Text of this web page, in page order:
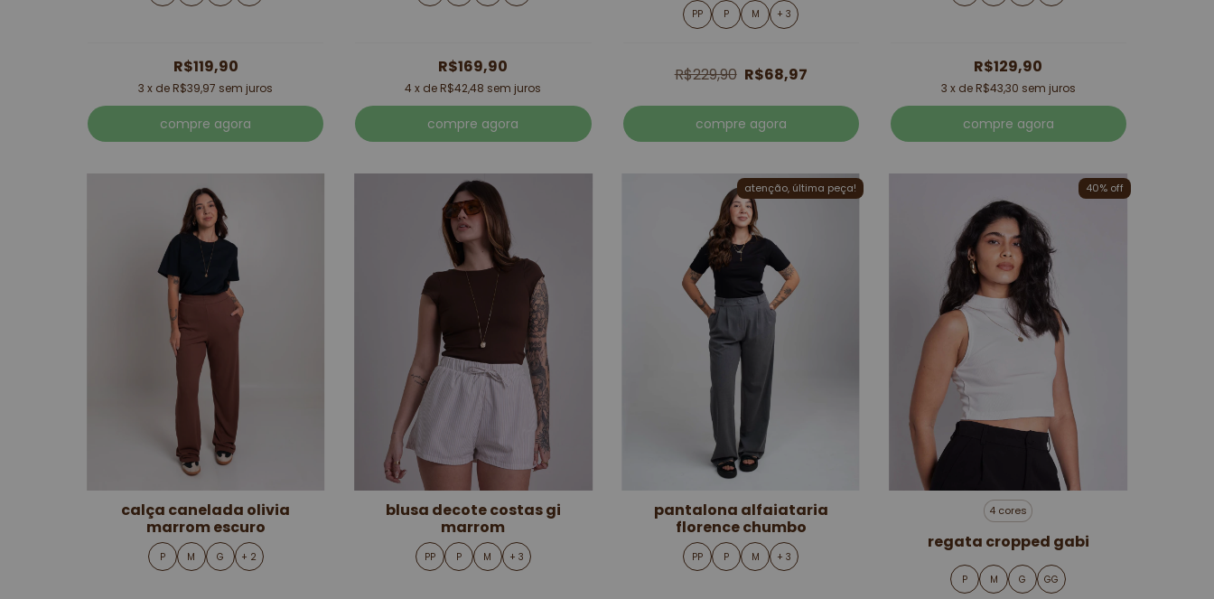
R$119,90
3 x de R$39,97 sem juros
compre agora
R$169,90
4 x de R$42,48 sem juros
compre agora
PP P M + 3
R$229,90 R$68,97
compre agora
R$129,90
3 x de R$43,30 sem juros
compre agora
calça canelada olivia
marrom escuro
P M G + 2
blusa decote costas gi
marrom
PP P M + 3
atenção, última peça!
pantalona alfaiataria
florence chumbo
PP P M + 3
40% off
4 cores
regata cropped gabi
P M G GG